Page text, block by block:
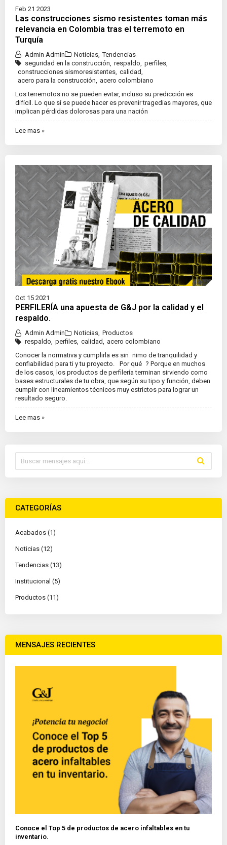
Feb 21 2023
Las construcciones sismo resistentes toman más
relevancia en Colombia tras el terremoto en
Turquía
Admin Admin Noticias Tendencias
seguridad en la construcción respaldo perfiles
construcciones sismoresistentes calidad
acero para la construcción
acero colombiano
Los terremotos no se pueden evitar, incluso su predicción es
difícil. Lo que sí se puede hacer es prevenir tragedias mayores, que
implican pérdidas dolorosas para una nación
Lee mas »
Oct 15 2021
PERFILERÍA una apuesta de G&J por la calidad y el
respaldo.
Admin Admin Noticias, Productos
respaldo, perfiles, calidad, acero colombiano
Conocer la normativa y cumplirla es sin nimo de tranquilidad y
confiabilidad para ti y tu proyecto. Por qué ? Porque en muchos
de los casos, los productos de perfilería terminan sirviendo como
bases estructurales de tu obra, que según su tipo y función, deben
cumplir con lineamientos técnicos muy estrictos para lograr un
resultado seguro.
Lee mas »
CATEGORÍAS
Acabados (1)
Noticias (12)
Tendencias (13)
Institucional (5)
Productos (11)
MENSAJES RECIENTES
Conoce el Top 5 de productos de acero infaltables en tu
inventario.